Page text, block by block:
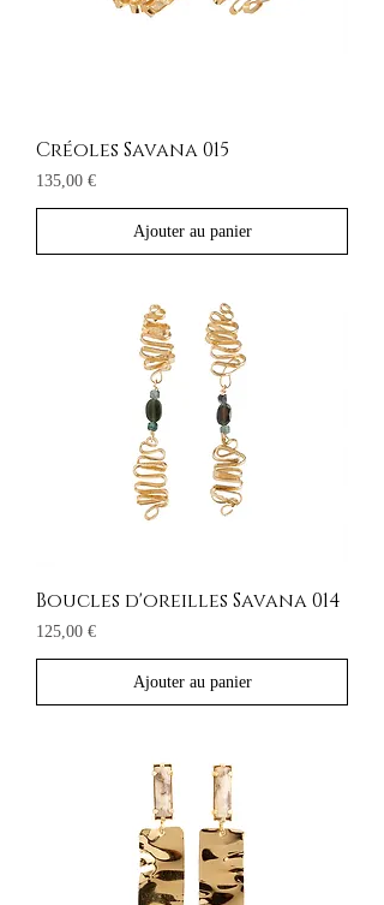
Créoles Savana 015
Prix
135,00 €
Ajouter au panier
Boucles d'oreilles Savana 014
Prix
125,00 €
Ajouter au panier